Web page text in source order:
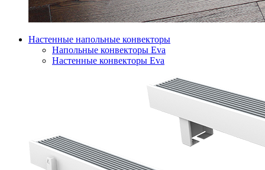
Настенные напольные конвекторы
Напольные конвекторы Eva
Настенные конвекторы Eva